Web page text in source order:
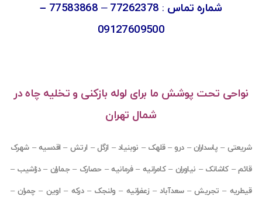
شماره تماس :
77262378
–
77583868 –
09127609500
نواحی تحت پوشش ما برای لوله بازکنی و تخلیه چاه در
شمال تهران
شریعتی – پاسداران–درو–قلهک – نوبنیاد– ازگل– ارتش – اقدسیه–شهرک
قائم–کاشانک – نیاوران –کامرانیه –فرمانیه–حصارک –جماران –دزاشیب –
قیطریه – تجریش–سعدآباد–زعفرانیه – ولنجک –درکه – اوین –چمران–